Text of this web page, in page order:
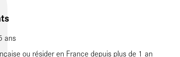
ans
ou résider en France depuis plus de 1 an